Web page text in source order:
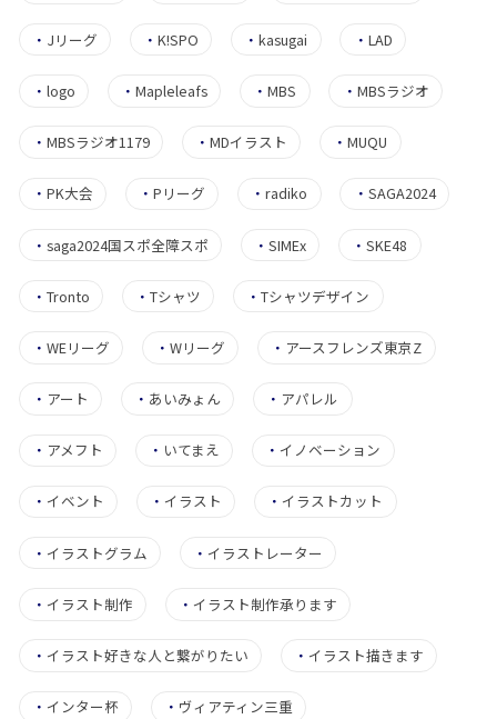
・ Jリーグ ・K!SPO ・kasugai ・ LAD
・ logo ・Mapleleafs ・MBS ・ MBSラジオ
・ MBSラジオ1179 ・MDイラスト ・MUQU
・ PK大会 ・Pリーグ ・radiko ・ SAGA2024
・ saga2024国スポ全障スポ ・SIMEx ・SKE48
・ Tronto ・Tシャツ ・Tシャツデザイン
・ WEリーグ ・Wリーグ ・ アースフレンズ東京Z
・ アート ・ あいみょん ・ アパレル
・ アメフト ・ いてまえ ・ イノベーション
・ イベント ・ イラスト ・ イラストカット
・ イラストグラム ・ イラストレーター
・ イラスト制作 ・ イラスト制作承ります
・ イラスト好きな人と繋がりたい ・ イラスト描きます
・ インター杯 ・ ヴィアティン三重